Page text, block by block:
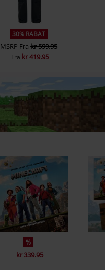
30% RABAT
MSRP Fra kr 599.95
Fra kr 419.95
%
kr 339.95